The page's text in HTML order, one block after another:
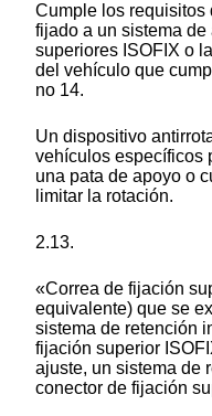
Cumple los requisitos
fijado a un sistema
superiores ISOFIX o
del vehículo que
no 14.
Un dispositivo
vehículos específicos
una pata de apoyo o
limitar la rotación.
2.13.
«Correa de fijación
equivalente) que se
sistema de retención
fijación superior
ajuste, un sistema de
conector de fijación